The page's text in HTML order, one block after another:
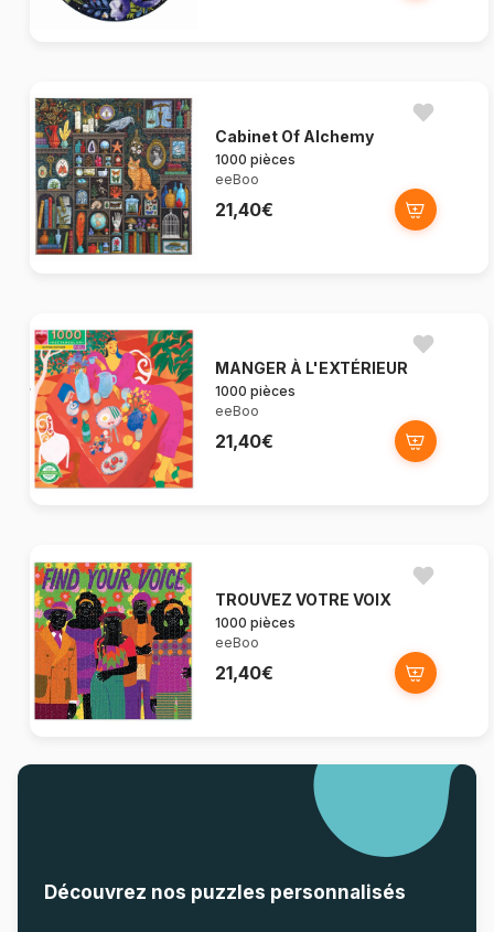
Cabinet Of Alchemy
1000 pièces
eeBoo
21,40€
MANGER À L'EXTÉRIEUR
1000 pièces
eeBoo
21,40€
TROUVEZ VOTRE VOIX
1000 pièces
eeBoo
21,40€
Découvrez nos puzzles personnalisés